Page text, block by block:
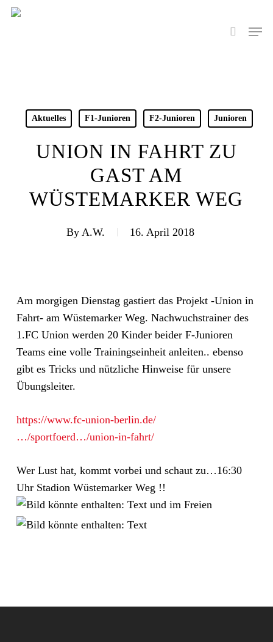
Skip
search
Menu
Aktuelles F1-Junioren F2-Junioren Junioren
UNION IN FAHRT ZU
GAST AM
WÜSTEMARKER WEG
By A.W. 16. April 2018
Am morgigen Dienstag gastiert das Projekt -Union in
Fahrt- am Wüstemarker Weg. Nachwuchstrainer des
1.FC Union werden 20 Kinder beider F-Junioren
Teams eine volle Trainingseinheit anleiten.. ebenso
gibt es Tricks und nützliche Hinweise für unsere
Übungsleiter.
https://www.fc-union-berlin.de/
…/sportfoerd…/union-in-fahrt/
Wer Lust hat, kommt vorbei und schaut zu…16:30
Uhr Stadion Wüstemarker Weg !!